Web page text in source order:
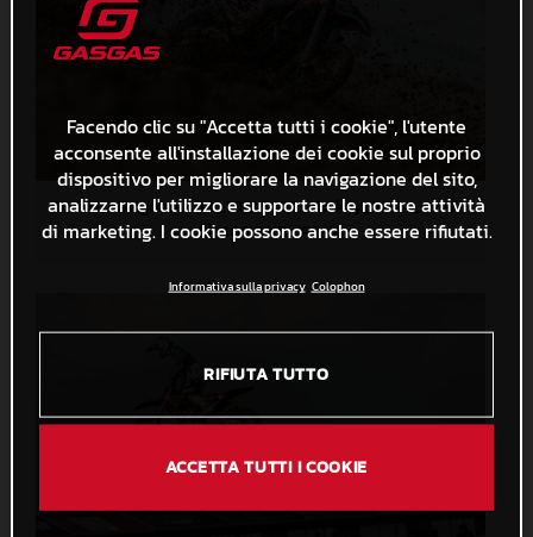
91346_Längenfelder_18_MXGP_Turkey_2024_22A0137
406,9 KB.JPG
Facendo clic su "Accetta tutti i cookie", l'utente
acconsente all'installazione dei cookie sul proprio
dispositivo per migliorare la navigazione del sito,
analizzarne l'utilizzo e supportare le nostre attività
di marketing. I cookie possono anche essere rifiutati.
Informativa sulla privacy Colophon
RIFIUTA TUTTO
ACCETTA TUTTI I COOKIE